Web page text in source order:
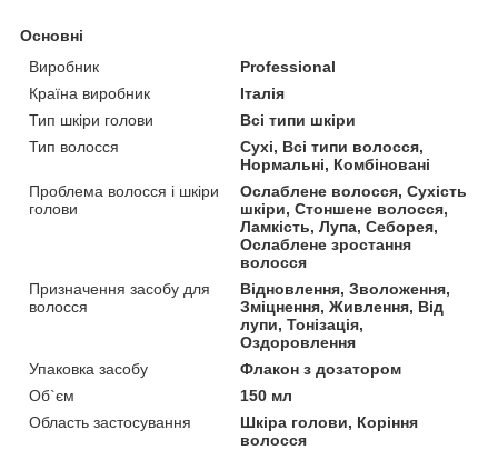
Основні
Виробник
Professional
Країна виробник
Італія
Тип шкіри голови
Всі типи шкіри
Тип волосся
Сухі, Всі типи волосся,
Нормальні, Комбіновані
Проблема волосся і шкіри
голови
Ослаблене волосся, Сухість
шкіри, Стоншене волосся,
Ламкість, Лупа, Себорея,
Ослаблене зростання
волосся
Призначення засобу для
волосся
Відновлення, Зволоження,
Зміцнення, Живлення, Від
лупи, Тонізація,
Оздоровлення
Упаковка засобу
Флакон з дозатором
Об`єм
150 мл
Область застосування
Шкіра голови, Коріння
волосся